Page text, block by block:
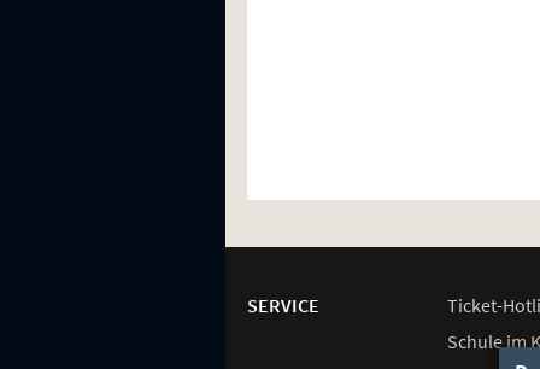
Navigationsmöglichkeiten
SERVICE Ticket-
Schule im